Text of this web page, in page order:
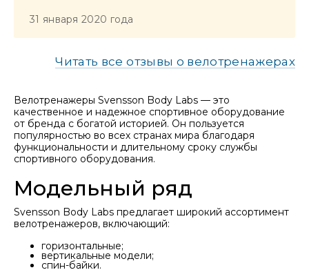
31 января 2020 года
Читать все отзывы о велотренажерах
Велотренажеры Svensson Body Labs — это
качественное и надежное спортивное оборудование
от бренда с богатой историей. Он пользуется
популярностью во всех странах мира благодаря
функциональности и длительному сроку службы
спортивного оборудования.
Модельный ряд
Svensson Body Labs предлагает широкий ассортимент
велотренажеров, включающий:
горизонтальные;
вертикальные модели;
спин-байки.